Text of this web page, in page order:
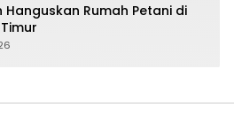
Hanguskan Rumah Petani di